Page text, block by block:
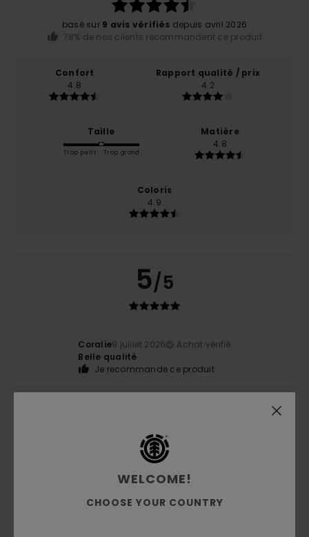
basé sur 9 avis vérifiés depuis avril 2026
78% de nos clients recommandent ce produit
Confort
4.8
Rapport qualité / prix
4.2
Taille
Trop petit Trop grand
Matière
4.8
Coloris
4.9
5/5
Coralie9 juillet 2026
Achat vérifié
Belle qualité
Je recommande ce produit
Afficher original - Castellano
WELCOME!
CHOOSE YOUR COUNTRY